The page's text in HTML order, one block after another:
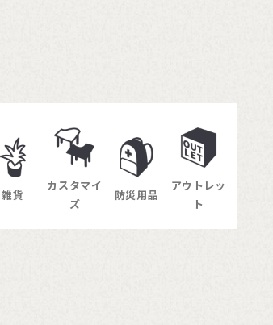
雑貨
カスタマイ
ズ
防災用品
アウトレッ
ト